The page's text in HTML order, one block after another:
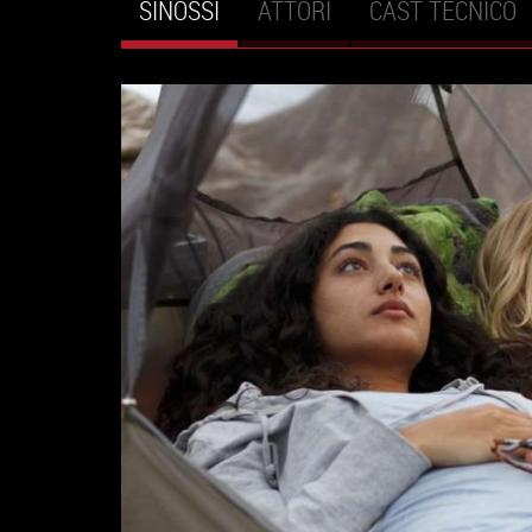
Schede primarie
SINOSSI (SCHEDA
ATTIVA)
ATTORI CAST TECNICO